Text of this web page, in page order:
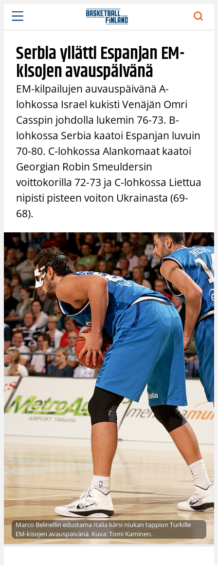
Siirry
sisältöön
Serbia yllätti Espanjan EM-
kisojen avauspäivänä
EM-kilpailujen auvauspäivänä A-
lohkossa Israel kukisti Venäjän Omri
Casspin johdolla lukemin 76-73. B-
lohkossa Serbia kaatoi Espanjan luvuin
70-80. C-lohkossa Alankomaat kaatoi
Georgian Robin Smeuldersin
voittokorilla 72-73 ja C-lohkossa Liettua
nipisti pisteen voiton Ukrainasta (69-
68).
Marco Belinellin edustama Italia kärsi niukan tappion Turkille
EM-kisojen avauspäivänä. Kuva: Tomi Kaminen.